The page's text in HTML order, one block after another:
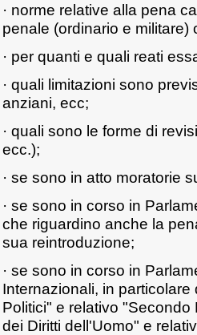
· norme relative alla pena
penale (ordinario e
· per quanti e quali reati
· quali limitazioni sono
anziani, ecc;
· quali sono le forme di
ecc.);
· se sono in atto moratorie
· se sono in corso in
che riguardino anche la
sua reintroduzione;
· se sono in corso in
Internazionali, in
Politici" e relativo
dei Diritti dell'Uomo" e